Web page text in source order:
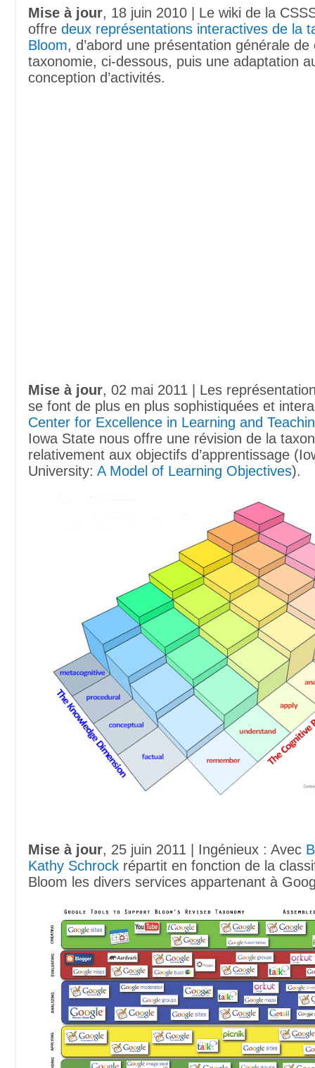
Mise à jour, 18 juin 2010 | Le wiki de la
offre deux représentations interactives de la
Bloom, d’abord une présentation générale de
taxonomie, ci-dessous, puis une adaptation
conception d’activités.
Mise à jour, 02 mai 2011 | Les
se font de plus en plus sophistiquées et
Center for Excellence in Learning and
Iowa State nous offre une révision de la
relativement aux objectifs d’apprentissage
University: A Model of Learning Objectives).
Mise à jour, 25 juin 2011 | Ingénieux : Avec
Kathy Schrock répartit en fonction de la
Bloom les divers services appartenant à